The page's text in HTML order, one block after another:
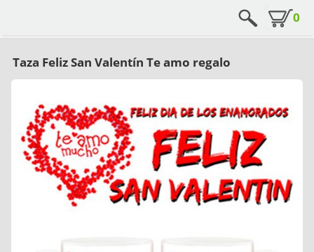
0
Taza Feliz San Valentín Te amo regalo